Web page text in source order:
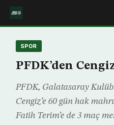
SPOR
PFDK’den
PFDK, Galatasaray
Cengiz’e 60 gün hak
Fatih Terim’e de 3 maç